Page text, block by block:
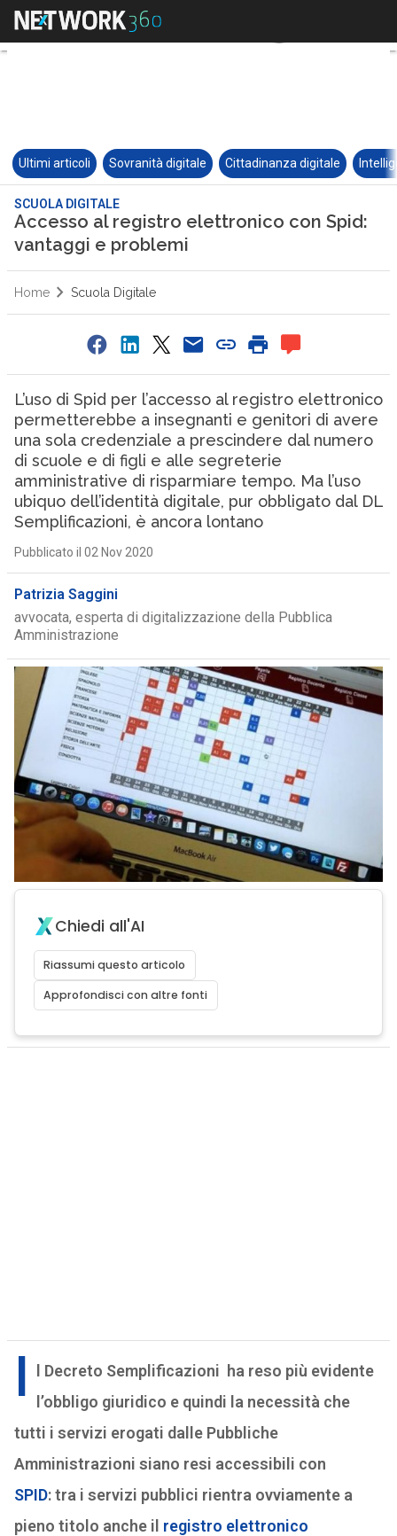
Ultimi articoli Sovranità digitale Cittadinanza digitale
SCUOLA DIGITALE
Accesso al registro elettronico con Spid:
vantaggi e problemi
Home Scuola Digitale
L’uso di Spid per l’accesso al registro elettronico
permetterebbe a insegnanti e genitori di avere
una sola credenziale a prescindere dal numero
di scuole e di figli e alle segreterie
amministrative di risparmiare tempo. Ma l’uso
ubiquo dell’identità digitale, pur obbligato dal DL
Semplificazioni, è ancora lontano
Pubblicato il 02 Nov 2020
Patrizia Saggini
avvocata, esperta di digitalizzazione della Pubblica
Amministrazione
Chiedi all'AI
Riassumi questo articolo
Approfondisci con altre fonti
I
l Decreto Semplificazioni ha reso più evidente
l’obbligo giuridico e quindi la necessità che
tutti i servizi erogati dalle Pubbliche
Amministrazioni siano resi accessibili con
SPID:tra i servizi pubblici rientra ovviamente a
pieno titolo anche il registro elettronico